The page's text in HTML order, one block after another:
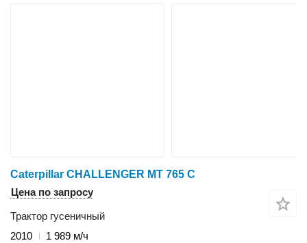
Caterpillar CHALLENGER MT 765 C
Цена по запросу
Трактор гусеничный
2010
1 989 м/ч